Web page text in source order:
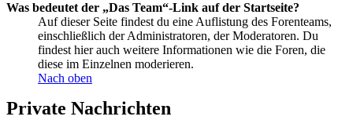
Was bedeutet der „Das Team“-Link auf der Startseite?
Auf dieser Seite findest du eine Auflistung des Forenteams,
einschließlich der Administratoren, der Moderatoren. Du
findest hier auch weitere Informationen wie die Foren, die
diese im Einzelnen moderieren.
Nach oben
Private Nachrichten